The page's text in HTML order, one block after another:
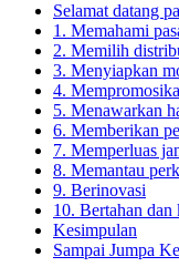
Selamat datang
1. Memahami
2. Memilih
3. Menyiapkan
4.
5. Menawarkan
6. Memberikan
7. Memperluas
8. Memantau
9. Berinovasi
10. Bertahan dan
Kesimpulan
Sampai Jumpa